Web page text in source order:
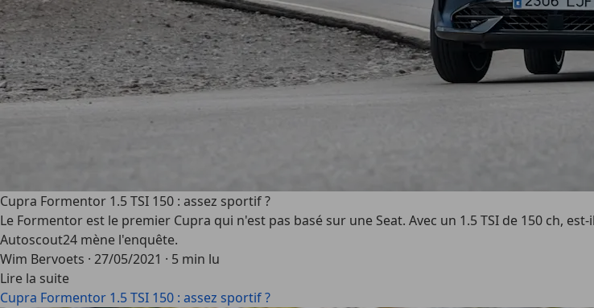
Cupra Formentor 1.5 TSI 150 : assez sportif ?
Le Formentor est le premier Cupra qui n'est pas basé sur une Seat. Avec un 1.5 TSI de 150 ch,
Autoscout24 mène l'enquête.
Wim Bervoets · 27/05/2021 · 5 min lu
Lire la suite
Cupra Formentor 1.5 TSI 150 : assez sportif ?